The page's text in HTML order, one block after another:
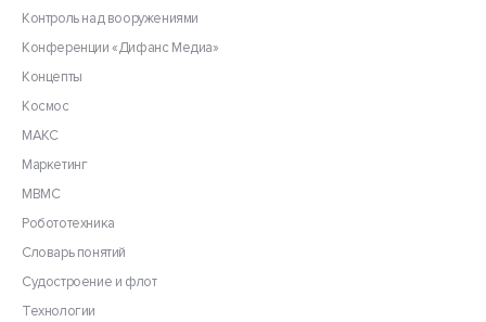
Контроль над вооружениями
Конференции «Дифанс Медиа»
Концепты
Космос
МАКС
Маркетинг
МВМС
Робототехника
Словарь понятий
Судостроение и флот
Технологии